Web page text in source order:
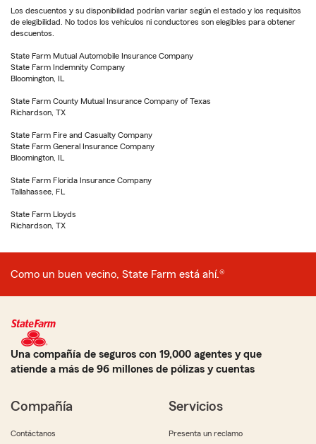
Los descuentos y su disponibilidad podrían variar según el estado y los requisitos
de elegibilidad. No todos los vehículos ni conductores son elegibles para obtener
descuentos.
State Farm Mutual Automobile Insurance Company
State Farm Indemnity Company
Bloomington, IL
State Farm County Mutual Insurance Company of Texas
Richardson, TX
State Farm Fire and Casualty Company
State Farm General Insurance Company
Bloomington, IL
State Farm Florida Insurance Company
Tallahassee, FL
State Farm Lloyds
Richardson, TX
Como un buen vecino, State Farm está ahí.®
Una compañía de seguros con 19,000 agentes y que
atiende a más de 96 millones de pólizas y cuentas
Compañía
Contáctanos
Servicios
Presenta un reclamo